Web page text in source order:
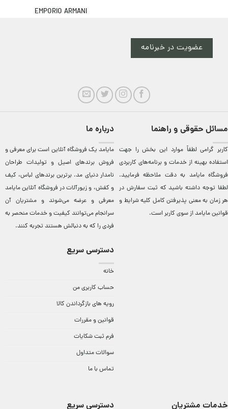
EMPORIO ARMANI
عضویت در خبرنامه
مسائل حقوقی و راهنما
کاربر گرامی لطفاً موارد این بخش را جهت
استفاده بهینه از خدمات و برنامه‌‏های کاربردی
فروشگاه مایامد به دقت ملاحظه فرمایید.
لطفا توجه داشته باشید که ثبت سفارش در
هر زمان به معنی پذیرفتن کامل کلیهشرایط و
قوانین مایامداز سوی کاربر است.
درباره ما
مایامد يک فروشگاه آنلاين است برای معرفی و
فروش برندهای اصيل و توليدات طراحان
نامدار دنيای مد. برترين‌ برندهای لباس، کيف
و کفش، و زيورآلات در فروشگاه آنلاين مایامد
معرفی و عرضه می‌شوند و مشتريان آن
سرانجام می‌توانند کيفيت و خدمات منحصر به
فردی را که به دنبالش هستند تجربه کنند.
دسترسی سریع
خانه
حساب کاربری من
رویه های بازگرداندن کالا
قوانین و مقررات
فرم ثبت شکایات
سوالات متداول
تماس با ما
خدمات مشتریان دسترسی سریع